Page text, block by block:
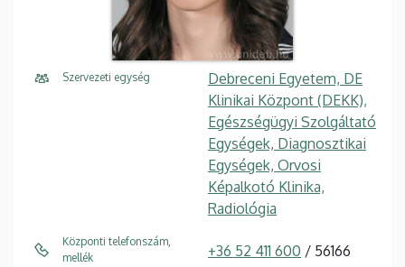
Szervezeti egység
Debreceni Egyetem, DE
Klinikai Központ (DEKK),
Egészségügyi Szolgáltató
Egységek, Diagnosztikai
Egységek, Orvosi
Képalkotó Klinika,
Radiológia
Központi telefonszám,
mellék
+36 52 411 600 / 56166